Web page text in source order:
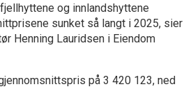
og innlandshyttene
sunket så langt i 2025, sier
Henning Lauridsen i Eiendom
på 3 420 123, ned